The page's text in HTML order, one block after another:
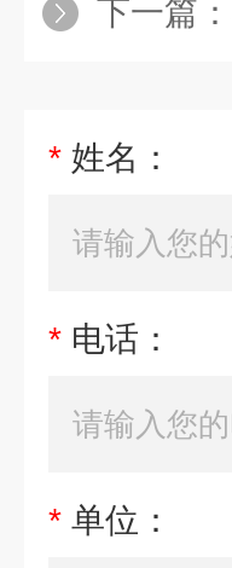
下一篇：
* 姓名：
* 电话：
* 单位：